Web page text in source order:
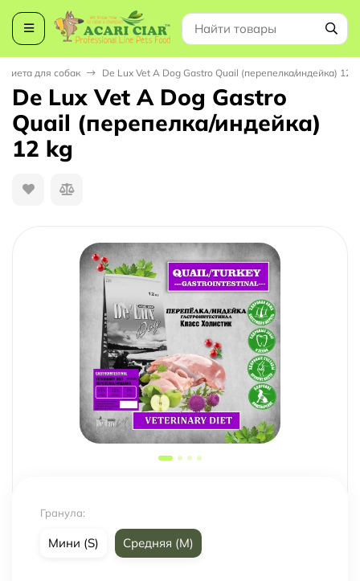
диета для собак De Lux Vet A Dog Gastro Quail (перепелка/индейка) 12
De Lux Vet A Dog Gastro
Quail (перепелка/индейка)
12 kg
Гранула:
Мини (S) Средняя (M)